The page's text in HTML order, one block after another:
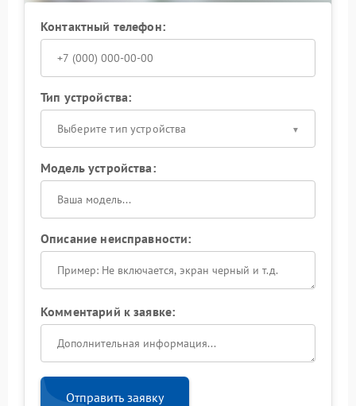
Контактный телефон:
Тип устройства:
Выберите тип устройства
Модель устройства:
Описание неисправности:
Комментарий к заявке:
Отправить заявку